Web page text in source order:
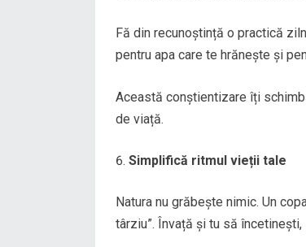
Fă din recunoștință o practică
pentru apa care te hrănește și
Această conștientizare îți
de viață.
Simplifică ritmul vieții tale
Natura nu grăbește nimic. Un
târziu”. Învață și tu să